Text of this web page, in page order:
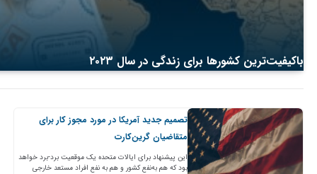
باکیفیت‌ترین کشورها برای زندگی در سال ۲۰۲۳
تصمیم جدید آمریکا در مورد مجوز کار برای
متقاضیان گرین‌کارت
این پیشنهاد برای ایالات متحده یک موقعیت برد-برد خواهد
بود که هم به‌نفع کشور و هم به نفع افراد مستعد خارجی